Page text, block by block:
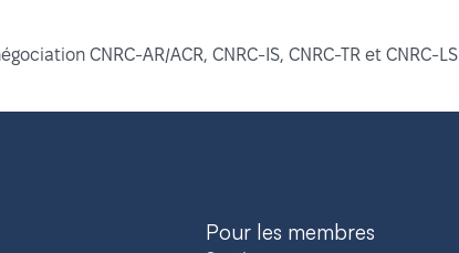
CNRC-AR/ACR, CNRC-IS, CNRC-TR et CNRC-LS
Pour les membres